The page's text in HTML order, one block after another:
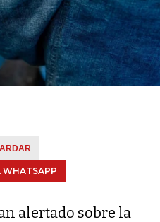
WHATSAPP
alertado sobre la